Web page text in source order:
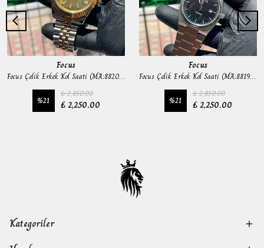
Focus
Focus Çelik Erkek Kol Saati (MA:8820G - Sarı)
%21
₺ 2,850.00
₺ 2,250.00
Focus
Focus Çelik Erkek Kol Saati (MA:8819G - Siyah)
%21
₺ 2,850.00
₺ 2,250.00
Kategoriler